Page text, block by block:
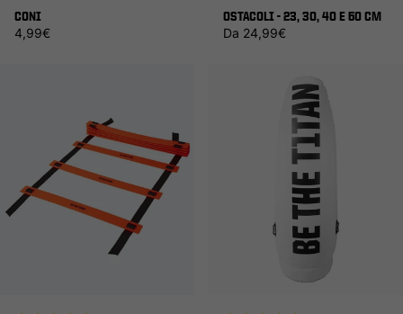
CONI
Prezzo di listino
4,99€
OSTACOLI - 23, 30, 40 E 50 CM
Prezzo di listino
Da 24,99€